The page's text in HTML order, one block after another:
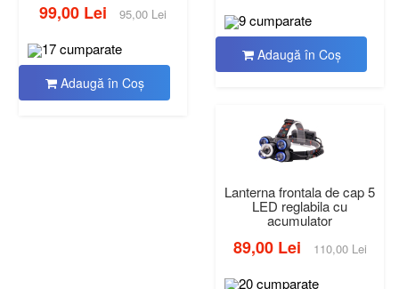
99,00 Lei 95,00 Lei
17 cumparate
Adaugă în Coş
9 cumparate
Adaugă în Coş
Lanterna frontala de cap 5
LED reglabila cu
acumulator
89,00 Lei 110,00 Lei
20 cumparate